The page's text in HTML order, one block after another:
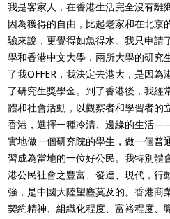
我是客家人，在香港生活完全沒有離
因為獲得的自由，比起老家和在北京
驗來說，更覺得如魚得水。我只申請
學和香港中文大學，兩所大學的研究
了我OFFER，我決定去港大，是因為
了研究生獎學金。到了香港後，我經
體和社會活動，以觀察者和學習者的
香港，選擇一種冷清、邊緣的生活
實地做一個研究院的學生，做一個普
習成為當地的一位好公民。我特別體
港公民社會之豐富、發達、現代，行
強，是中國大陸望塵莫及的。香港商
契約精神、組織化程度、富裕程度、